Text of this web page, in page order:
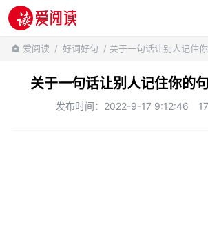
百科知识
爱阅读 / 好词好句 / 关于一句话让别人记住
关于一句话让别人记住你的
发布时间：2022-9-17 9:12:46